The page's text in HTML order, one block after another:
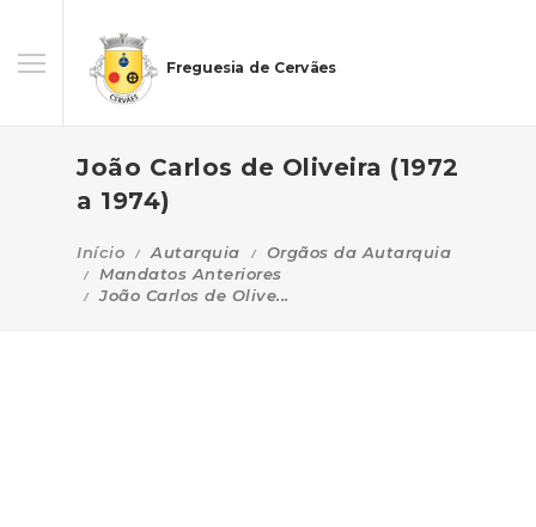
Freguesia de Cervães
João Carlos de Oliveira (1972
a 1974)
Início Autarquia
Orgãos da Autarquia
Mandatos Anteriores
João Carlos de Olive...